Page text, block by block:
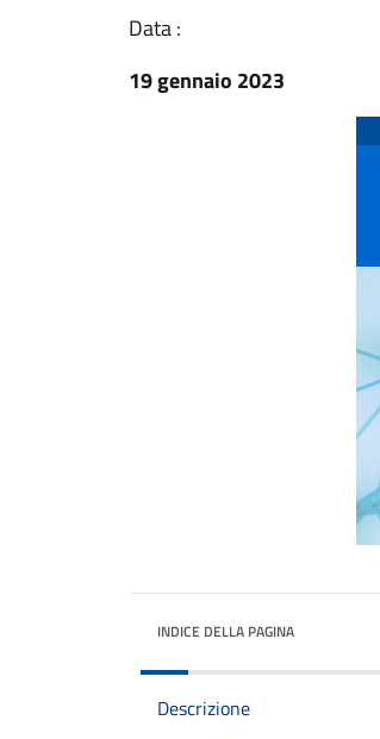
Data :
19 gennaio 2023
INDICE DELLA PAGINA
Descrizione